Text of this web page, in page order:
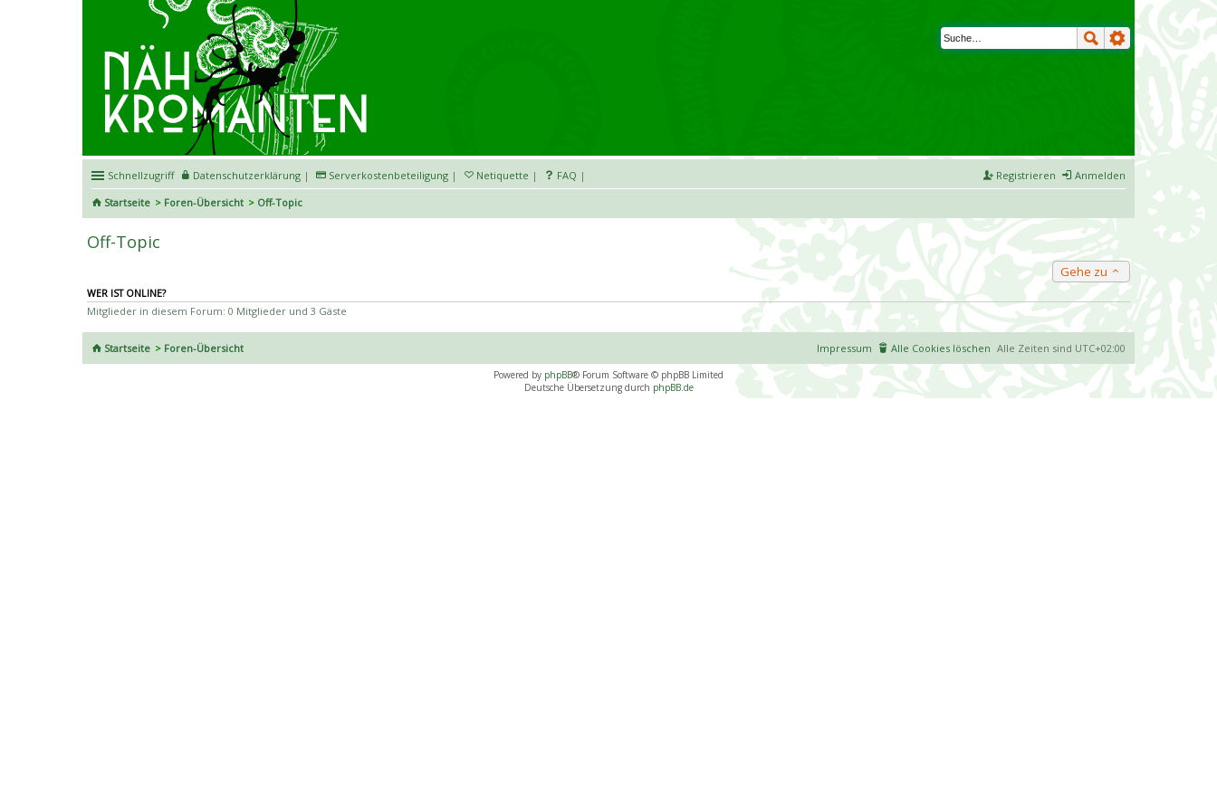
Schnellzugriff Datenschutzerklärung | Serverkostenbeteiligung | Netiquette | FAQ | Anmelden
Registrieren
Startseite
Foren-Übersicht Off-Topic
Off-Topic
Gehe zu
WER IST ONLINE?
Mitglieder in diesem Forum: 0 Mitglieder und 3 Gäste
Startseite Foren-Übersicht Alle Zeiten sind UTC+02:00
Alle Cookies löschen
Impressum
Powered by phpBB® Forum Software © phpBB Limited
Deutsche Übersetzung durch phpBB.de